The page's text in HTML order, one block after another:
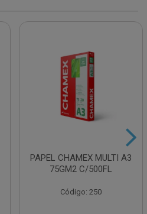
PAPEL CHAMEX MULTI A3
75GM2 C/500FL
Código: 250